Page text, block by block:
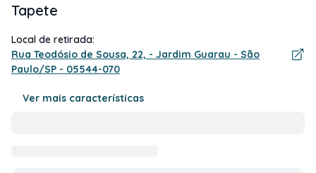
Tapete
Local de retirada:
Rua Teodósio de Sousa, 22, - Jardim Guarau - São
Paulo/SP - 05544-070
Ver mais características